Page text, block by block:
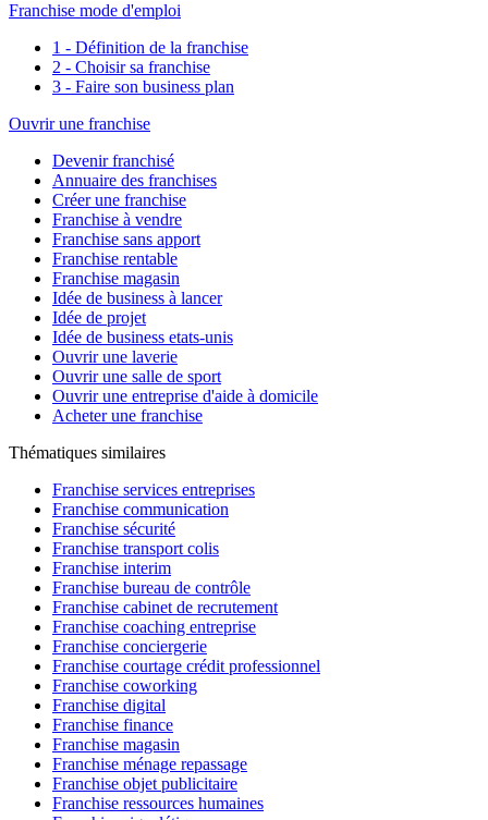
Franchise mode d'emploi
1 - Définition de la franchise
2 - Choisir sa franchise
3 - Faire son business plan
Ouvrir une franchise
Devenir franchisé
Annuaire des franchises
Créer une franchise
Franchise à vendre
Franchise sans apport
Franchise rentable
Franchise magasin
Idée de business à lancer
Idée de projet
Idée de business etats-unis
Ouvrir une laverie
Ouvrir une salle de sport
Ouvrir une entreprise d'aide à domicile
Acheter une franchise
Thématiques similaires
Franchise services entreprises
Franchise communication
Franchise sécurité
Franchise transport colis
Franchise interim
Franchise bureau de contrôle
Franchise cabinet de recrutement
Franchise coaching entreprise
Franchise conciergerie
Franchise courtage crédit professionnel
Franchise coworking
Franchise digital
Franchise finance
Franchise magasin
Franchise ménage repassage
Franchise objet publicitaire
Franchise ressources humaines